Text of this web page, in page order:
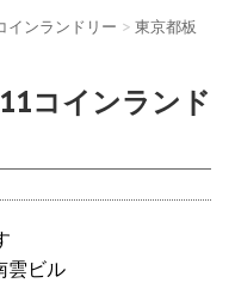
インランドリー > 東京都板
コインランド
雲ビル